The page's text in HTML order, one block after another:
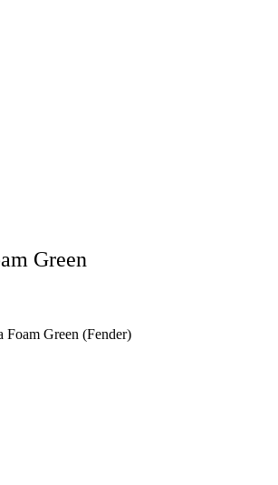
Green
Foam Green (Fender)